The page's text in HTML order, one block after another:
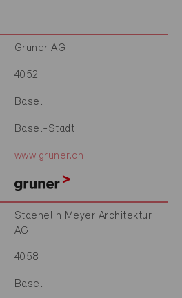
Gruner AG
4052
Basel
Basel-Stadt
www.gruner.ch
Staehelin Meyer Architektur
AG
4058
Basel